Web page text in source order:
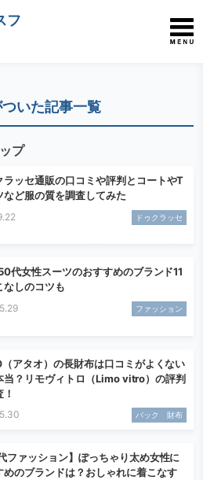
フ
ついた記事一覧
プ
ラッセ通販の口コミや評判とコートやT
など服の質を調査してみた
ドゥクラッセ
代女性スーツのおすすめのブランド11
なしのコツも
ファッション
アタオ）の長財布は口コミがよくない
当？リモヴィトロ（Limo vitro）の評判
バック 財布
ファッション】ぽっちゃり太め女性に
めのブランドは？おしゃれに着こなす